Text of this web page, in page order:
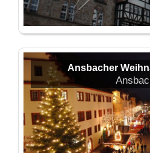
Ansbacher